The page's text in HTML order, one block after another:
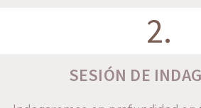
2.
SESIÓN DE